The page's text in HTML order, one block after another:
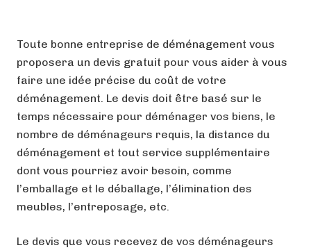
Toute bonne entreprise de déménagement vous
proposera un devis gratuit pour vous aider à vous
faire une idée précise du coût de votre
déménagement. Le devis doit être basé sur le
temps nécessaire pour déménager vos biens, le
nombre de déménageurs requis, la distance du
déménagement et tout service supplémentaire
dont vous pourriez avoir besoin, comme
l’emballage et le déballage, l’élimination des
meubles, l’entreposage, etc.
Le devis que vous recevez de vos déménageurs